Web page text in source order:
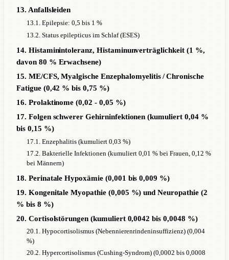
13. Anfallsleiden
13.1. Epilepsie: 0,5 bis 1 %
13.2. Status epilepticus im Schlaf (ESES)
14. Histaminintoleranz, Histaminunverträglichkeit (1 %,
davon 80 % Erwachsene)
15. ME/CFS, Myalgische Enzephalomyelitis / Chronische
Fatigue (0,42 % bis 0,75 %)
16. Prolaktinome (0,02 - 0,05 %)
17. Folgen schwerer Gehirninfektionen (kumuliert 0,04 %
bis 0,15 %)
17.1. Enzephalitis (kumuliert 0,03 %)
17.2. Bakterielle Infektionen (kumuliert 0,01 % bei Frauen, 0,12 %
bei Männern)
18. Perinatale Hypoxämie (0,001 bis 0,009 %)
19. Kongenitale Myopathie (0,005 %) und Neuropathie (2
% bis 8 %)
20. Cortisolstörungen (kumuliert 0,0042 bis 0,0048 %)
20.1. Hypocortisolismus (Nebennierenrindeninsuffizienz) (0,004
%)
20.2. Hypercortisolismus (Cushing-Syndrom) (0,0002 bis 0,0008